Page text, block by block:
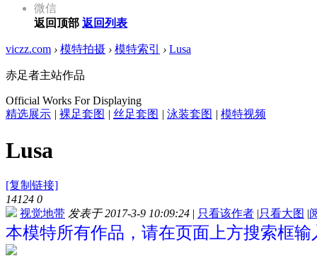
微信
返回顶部 返回列表
viczz.com › 模特拍摄 › 模特索引 › Lusa
赤足者主站作品
Official Works For Displaying
精选展示 | 裸足套图 | 丝足套图 | 泳装套图 | 模特视频
Lusa
[复制链接]
14124 0
视觉地带 发表于 2017-3-9 10:09:24 | 只看该作者 |只看大图 |
本模特所有作品，请在页面上方搜索框输